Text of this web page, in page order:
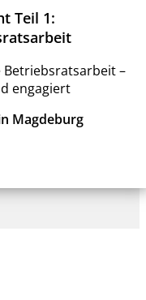
Teil 1:
–
engagiert
Magdeburg